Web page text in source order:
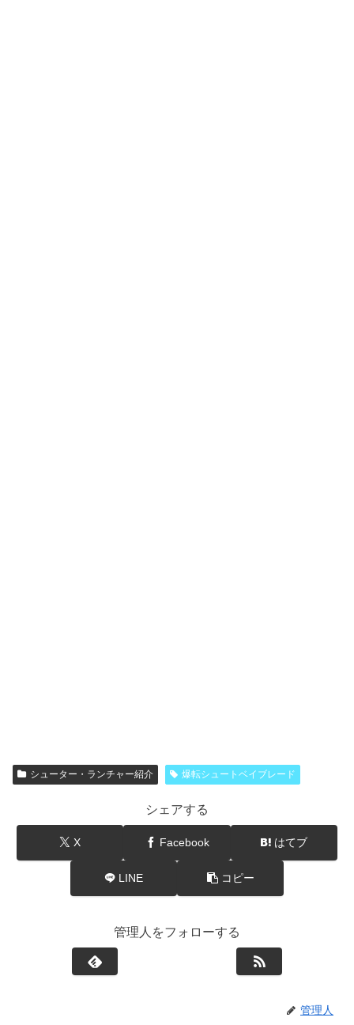
シューター・ランチャー紹介 爆転シュートベイブレード
シェアする
X Facebook はてブ
LINE コピー
管理人をフォローする
管理人